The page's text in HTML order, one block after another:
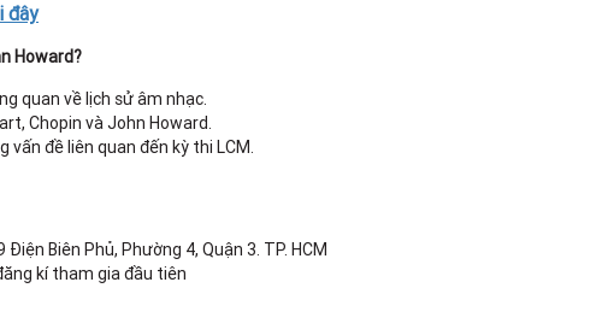
đây
Howard?
quan về lịch sử âm nhạc.
Chopin và John Howard.
vấn đề liên quan đến kỳ thi LCM.
Biên Phủ, Phường 4, Quận 3. TP. HCM
kí tham gia đầu tiên